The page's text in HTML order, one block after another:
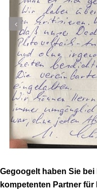
Gegoogelt haben Sie
kompetenten Partner